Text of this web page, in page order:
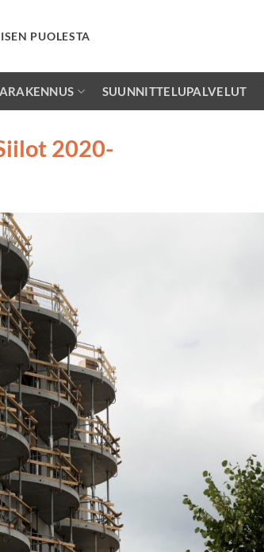
PUOLESTA
SUUNNITTELUPALVELUT
2020-